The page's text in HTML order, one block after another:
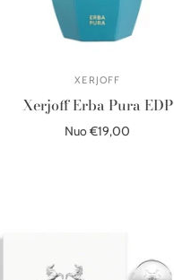
XERJOFF
Xerjoff Erba Pura EDP
Nuo €19,00